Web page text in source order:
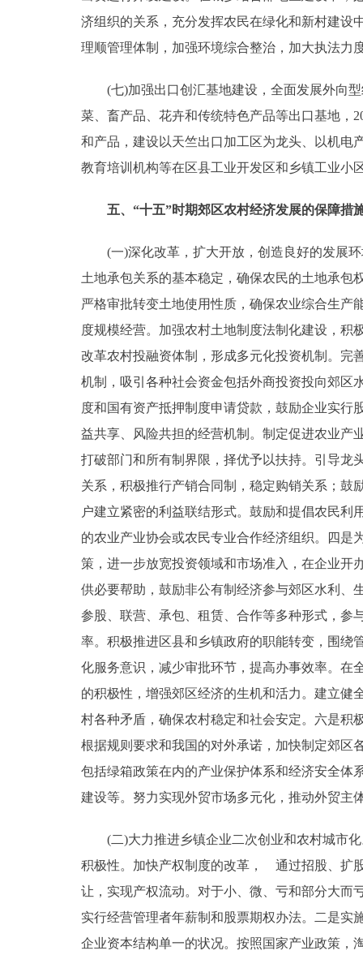
济组织的关系，充分发挥农民在绿化和新村建设
理顺管理体制，加强环境综合整治，加大执法力
(七)加强出口创汇基地建设，全面发展外向型
菜、畜产品、花卉和传统特色产品等出口基地，
和产品，建设以天竺出口加工区为龙头、以机电
教育培训机构等在区县工业开发区和乡镇工业小
五、“十五”时期郊区农村经济发展的保障措
(一)深化改革，扩大开放，创造良好的发展环
土地承包关系的基本稳定，确保农民的土地承包
严格审批转变土地使用性质，确保农业综合生产
度规模经营。加强农村土地制度法制化建设，
改革农村投融资体制，形成多元化投资机制。完
机制，吸引各种社会资金包括外商投资投向郊区
度和国有资产抵押制度申请贷款，鼓励企业实
益共享、风险共担的经营机制。制定促进农业产
打破部门和所有制界限，择优予以扶持。引导龙
关系，积极推行产销合同制，稳定购销关系；鼓
户建立紧密的利益联结形式。鼓励和提倡农民
的农业产业协会或农民专业合作经济组织。四是
策，进一步放宽投资领域和市场准入，在企业开
供必要帮助，鼓励非公有制经济参与郊区水利、
参股、联营、承包、租赁、合作等多种形式，参
率。积极推进区县和乡镇政府的职能转变，围绕
化服务意识，减少审批环节，提高办事效率。在
的积极性，增强郊区经济的生机和活力。建立健
村各种矛盾，确保农村稳定和社会安定。六是积
根据规则要求和我国的对外承诺，加快制定郊区
包括绿箱政策在内的产业保护体系和经济安全体
建设等。努力实现外贸市场多元化，推动外贸主
(二)大力推进乡镇企业二次创业和农村城市化
积极性。加快产权制度的改革， 通过招股、扩
让，实现产权流动。对于小、微、亏和部分大而
实行经营管理者年薪制和股票期权办法。二是实
企业资本结构单一的状况。按照国家产业政策，